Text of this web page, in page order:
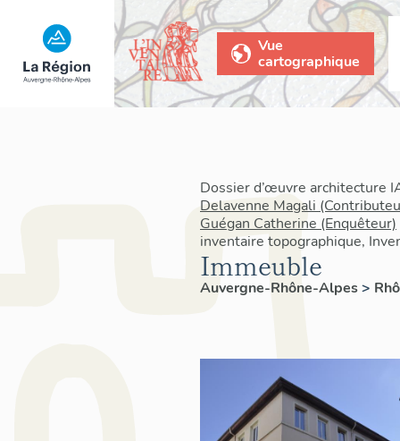
Vue
cartographique
Dossier d’œuvre architecture
Delavenne Magali
Guégan Catherine (Enquêteur)
inventaire topographique,
Immeuble
Auvergne-Rhône-Alpes>